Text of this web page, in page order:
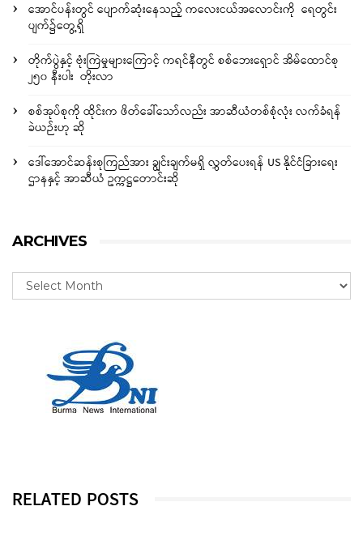
အောင်ပန်းတွင် ပျောက်ဆုံးနေသည့် ကလေးငယ်အလောင်းကို ရေတွင်း
ပျက်၌တွေ့ရှိ
တိုက်ပွဲနှင့် ဗုံးကြဲမှုများကြောင့် ကရင်နီတွင် စစ်ဘေးရှောင် အိမ်ထောင်စု
၂၅၀ နီးပါး တိုးလာ
စစ်အုပ်စုကို ထိုင်းက ဖိတ်ခေါ်သော်လည်း အာဆီယံတစ်စုံလုံး လက်ခံရန်
ခဲယဉ်းဟု ဆို
ဒေါ်အောင်ဆန်းစုကြည်အား ချွင်းချက်မရှိ လွှတ်ပေးရန် US နိုင်ငံခြားရေး
ဌာနနှင့် အာဆီယံ ဥက္ကဋ္ဌတောင်းဆို
ARCHIVES
RELATED POSTS